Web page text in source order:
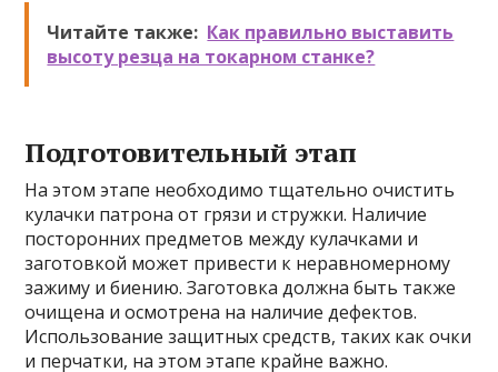
Читайте также: Как правильно выставить
высоту резца на токарном станке?
Подготовительный этап
На этом этапе необходимо тщательно очистить
кулачки патрона от грязи и стружки. Наличие
посторонних предметов между кулачками и
заготовкой может привести к неравномерному
зажиму и биению. Заготовка должна быть также
очищена и осмотрена на наличие дефектов.
Использование защитных средств, таких как очки
и перчатки, на этом этапе крайне важно.